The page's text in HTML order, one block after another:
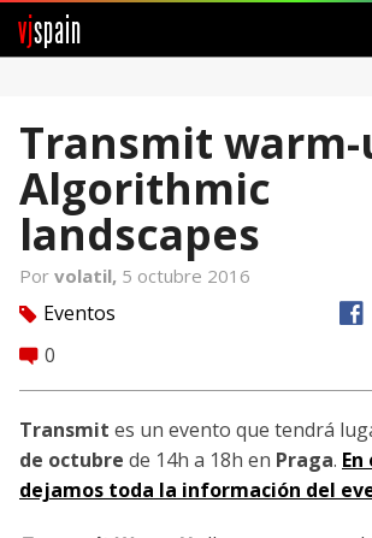
vjspain
Foros
Noticias
Ayuda
Entrar
Crear Cuenta
Transmit warm-
Algorithmic
landscapes
Por volatil, 5 octubre 2016
tag Eventos
comment 0
facebook
Transmit es un evento que tendrá
de octubre de 14h a 18h en Praga.
dejamos toda la información del